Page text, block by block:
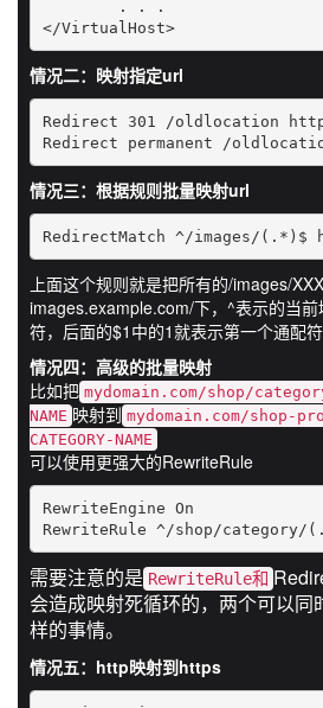
</VirtualHost>
情况二：映射指定url
Redirect 301 /oldlocation
Redirect permanent /
情况三：根据规则批量映射url
RedirectMatch ^/images/(.*)$
上面这个规则就是把所有的/images/
images.example.com/下，^表示的当
符，后面的$1中的1就表示第一个通配符
情况四：高级的批量映射
比如把 mydomain.com/shop/category/
NAME 映射到 mydomain.com/shop-
CATEGORY-NAME
可以使用更强大的RewriteRule
RewriteEngine On
RewriteRule ^/shop/category/
需要注意的是 RewriteRule和
会造成映射死循环的，两个可以同
样的事情。
情况五：http映射到https